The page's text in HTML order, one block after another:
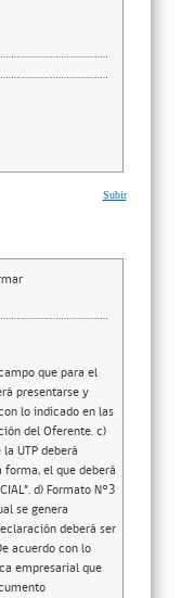
Subir
que para el
presentarse y
lo indicado en las
del Oferente. c)
UTP deberá
el que deberá
d) Formato N°3
se genera
deberá ser
acuerdo con lo
empresarial que